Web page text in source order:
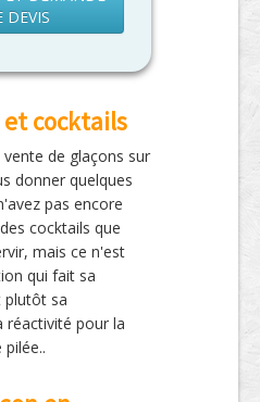
DEVIS
et cocktails
de glaçons sur
donner quelques
pas encore
cocktails que
mais ce n'est
qui fait sa
plutôt sa
réactivité pour la